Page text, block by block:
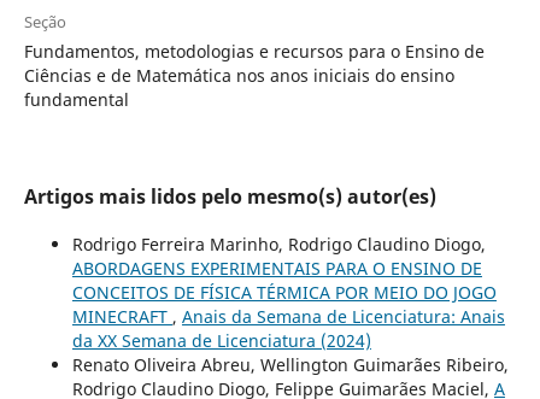
Seção
Fundamentos, metodologias e recursos para o Ensino de
Ciências e de Matemática nos anos iniciais do ensino
fundamental
Artigos mais lidos pelo mesmo(s) autor(es)
Rodrigo Ferreira Marinho, Rodrigo Claudino Diogo,
ABORDAGENS EXPERIMENTAIS PARA O ENSINO DE
CONCEITOS DE FÍSICA TÉRMICA POR MEIO DO JOGO
MINECRAFT , Anais da Semana de Licenciatura: Anais
da XX Semana de Licenciatura (2024)
Renato Oliveira Abreu, Wellington Guimarães Ribeiro,
Rodrigo Claudino Diogo, Felippe Guimarães Maciel, A